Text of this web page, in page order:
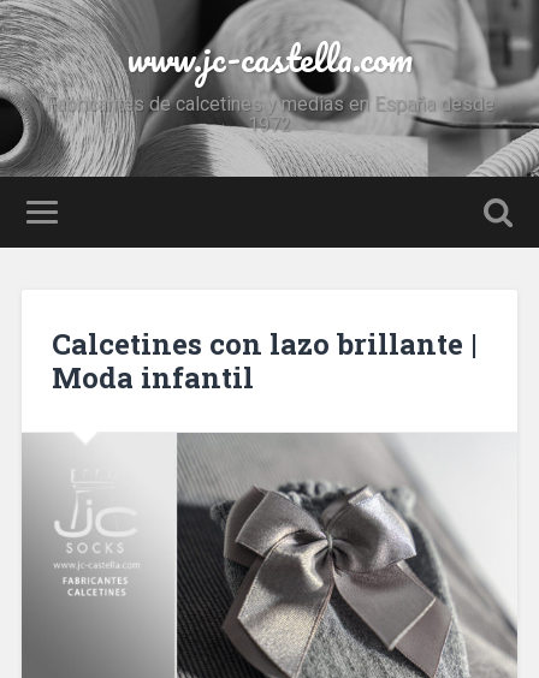
www.jc-castella.com
Fabricantes de calcetines y medias en España desde
1972
Calcetines con lazo brillante |
Moda infantil